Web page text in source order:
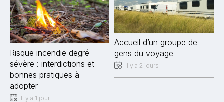
Risque incendie degré
sévère : interdictions et
bonnes pratiques à
adopter
Il y a 1 jour
Accueil d’un groupe de
gens du voyage
Il y a 2 jours